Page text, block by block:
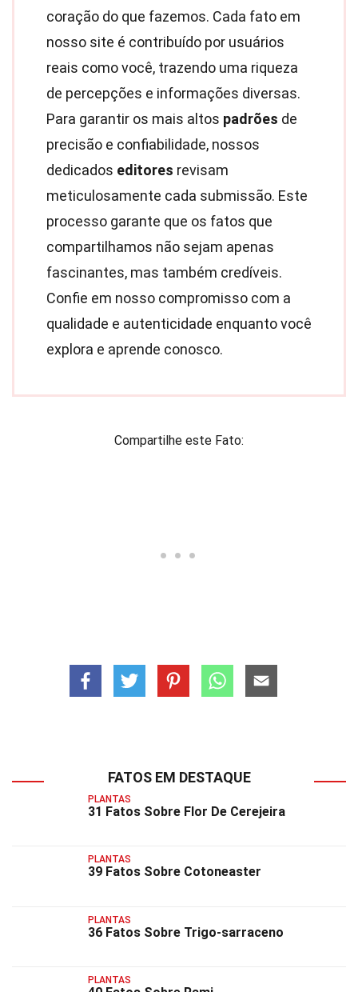
coração do que fazemos. Cada fato em
nosso site é contribuído por usuários
reais como você, trazendo uma riqueza
de percepções e informações diversas.
Para garantir os mais altos padrões de
precisão e confiabilidade, nossos
dedicados editores revisam
meticulosamente cada submissão. Este
processo garante que os fatos que
compartilhamos não sejam apenas
fascinantes, mas também credíveis.
Confie em nosso compromisso com a
qualidade e autenticidade enquanto você
explora e aprende conosco.
Compartilhe este Fato:
FATOS EM DESTAQUE
PLANTAS
31 Fatos Sobre Flor De Cerejeira
PLANTAS
39 Fatos Sobre Cotoneaster
PLANTAS
36 Fatos Sobre Trigo-sarraceno
PLANTAS